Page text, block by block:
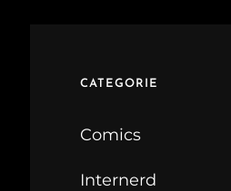
CATEGORIE
Comics
Internerd